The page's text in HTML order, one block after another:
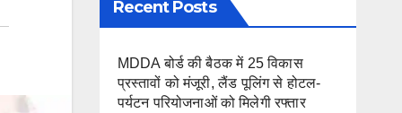
Recent Posts
MDDA बोर्ड की बैठक में 25 विकास
प्रस्तावों को मंजूरी, लैंड पूलिंग से होटल-
पर्यटन परियोजनाओं को मिलेगी रफ्तार